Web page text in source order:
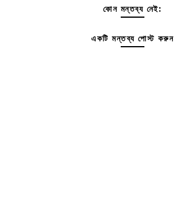
কোন মন্তব্য নেই:
একটি মন্তব্য পোস্ট করুন